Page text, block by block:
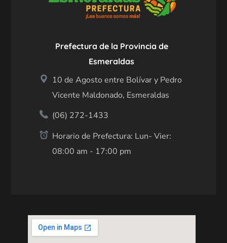
Prefectura de la Provincia de
Esmeraldas
10 de Agosto entre Bolívar y Pedro
Vicente Maldonado, Esmeraldas
(06) 272-1433
Horario de Prefectura: Lun- Vier:
08:00 am - 17:00 pm